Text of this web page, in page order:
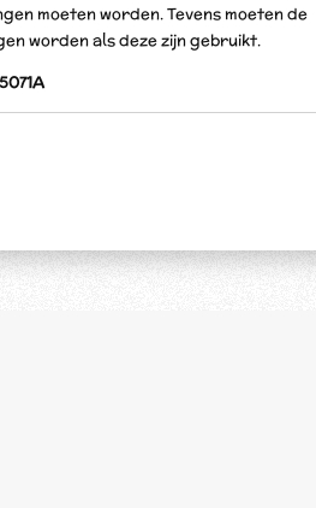
moeten worden. Tevens moeten de
worden als deze zijn gebruikt.